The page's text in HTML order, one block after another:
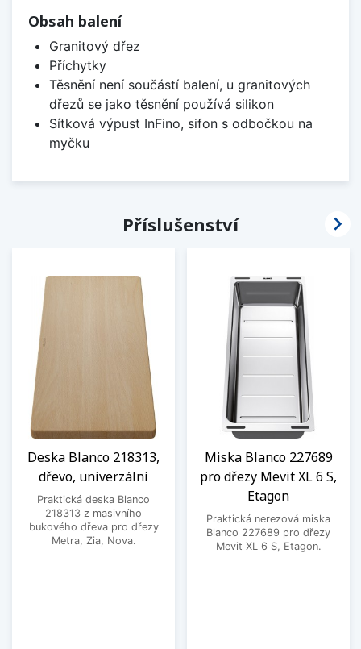
Obsah balení
Granitový dřez
Příchytky
Těsnění není součástí balení, u granitových
dřezů se jako těsnění používá silikon
Sítková výpust InFino, sifon s odbočkou na
myčku
Příslušenství
Deska Blanco 218313,
dřevo, univerzální
Praktická deska Blanco
218313 z masivního
bukového dřeva pro dřezy
Metra, Zia, Nova.
Miska Blanco 227689
pro dřezy Mevit XL 6 S,
Etagon
Praktická nerezová miska
Blanco 227689 pro dřezy
Mevit XL 6 S, Etagon.
